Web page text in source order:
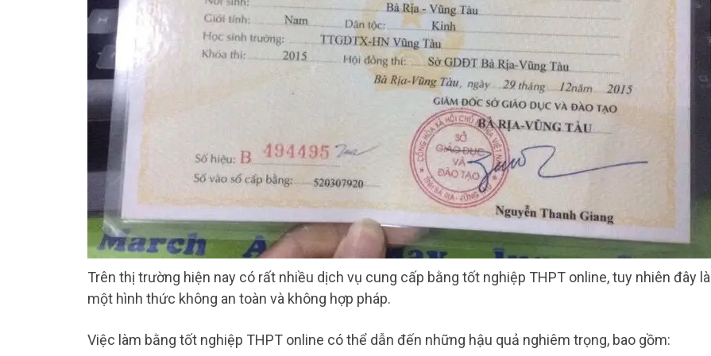
Trên thị trường hiện nay có rất nhiều dịch vụ cung cấp bằng tốt nghiệp THPT online, tuy nhiên đây là
một hình thức không an toàn và không hợp pháp.
Việc làm bằng tốt nghiệp THPT online có thể dẫn đến những hậu quả nghiêm trọng, bao gồm: